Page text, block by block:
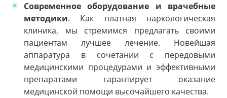
Современное оборудование и врачебные
методики. Как платная наркологическая
клиника, мы стремимся предлагать своими
пациентам лучшее лечение. Новейшая
аппаратура в сочетании с передовыми
медицинскими процедурами и эффективными
препаратами гарантирует оказание
медицинской помощи высочайшего качества.